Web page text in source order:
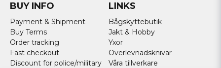
BUY INFO
Payment & Shipment
Buy Terms
Order tracking
Fast checkout
Discount for police/military
LINKS
Bågskyttebutik
Jakt & Hobby
Yxor
Överlevnadsknivar
Våra tillverkare